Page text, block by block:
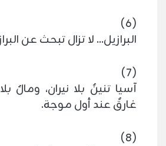
(6)
البرازيل... لا تزال تبحث عن
(7)
آسيا تنينٌ بلا نيران، ومالٌ
غارقٌ عند أول موجة.
(8)